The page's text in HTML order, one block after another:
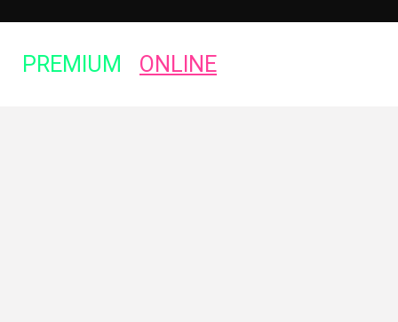
PREMIUM ONLINE